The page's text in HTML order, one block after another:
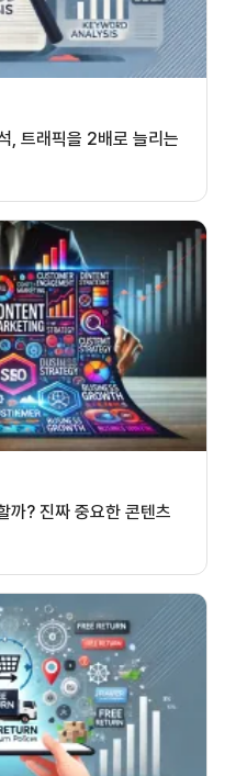
, 트래픽을 2배로 늘리는
까? 진짜 중요한 콘텐츠